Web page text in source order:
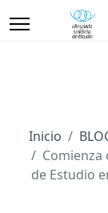
Inicio
de Estudio